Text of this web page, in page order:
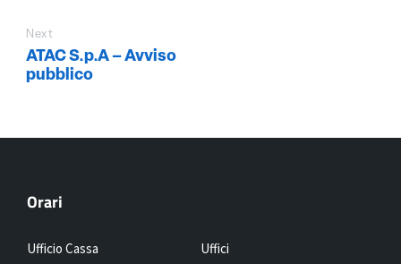
Next
ATAC S.p.A – Avviso
pubblico
Orari
Ufficio Cassa Uffici